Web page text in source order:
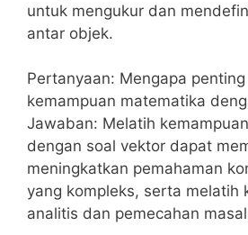
untuk mengukur dan
antar objek.
Pertanyaan: Mengapa
kemampuan matematika
Jawaban:⁤ Melatih
⁣dengan ‌soal vektor dapat⁢
meningkatkan pemahaman
yang kompleks, serta⁣ melatih
analitis dan pemecahan